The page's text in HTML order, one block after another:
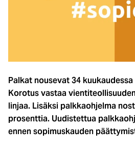
Palkat nousevat 34
Korotus vastaa
linjaa. Lisäksi palkkaohjelma
prosenttia. Uudistettua
ennen sopimuskauden